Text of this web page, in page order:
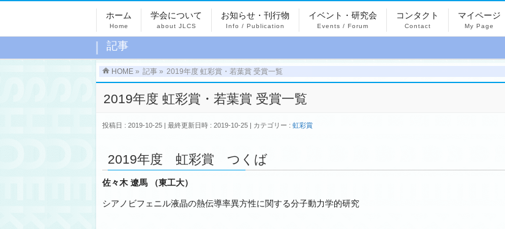
ホーム
Home
学会について
about JLCS
お知らせ・刊行物
Info / Publication
イベント・研究会
Events / Forum
コンタクト
Contact
マイページ
My Page
記事
HOME » 記事 » 2019年度 虹彩賞・若葉賞 受賞一覧
2019年度 虹彩賞・若葉賞 受賞一覧
投稿日 : 2019-10-25 最終更新日時 : 2019-10-25 カテゴリー : 虹彩賞
2019年度 虹彩賞 つくば
佐々木 遼馬 （東工大）
シアノビフェニル液晶の熱伝導率異方性に関する分子動力学的研究